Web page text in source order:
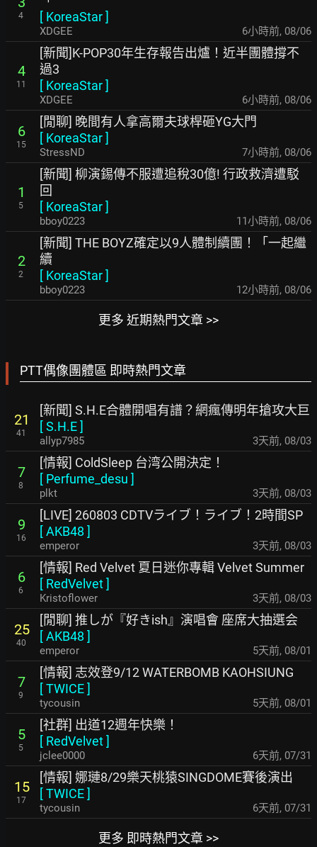
4
[ KoreaStar]
XDGEE 6小時前, 08/06
4
11
[新聞]K-POP30年生存報告出爐！近半團體撐不
過3
[ KoreaStar]
XDGEE 6小時前, 08/06
6
15
[閒聊] 晚間有人拿高爾夫球桿砸YG大門
[ KoreaStar]
StressND 7小時前, 08/06
1
5
[新聞] 柳演錫傳不服遭追稅30億! 行政救濟遭駁
回
[ KoreaStar]
bboy0223 11小時前, 08/06
2
2
[新聞] THE BOYZ確定以9人體制續團！「一起繼
續
[ KoreaStar]
bboy0223 12小時前, 08/06
更多 近期熱門文章 >>
PTT偶像團體區 即時熱門文章
21
41
[新聞] S.H.E合體開唱有譜？網瘋傳明年搶攻大巨
[S.H.E]
allyp7985 3天前, 08/03
7
8
[情報] ColdSleep 台湾公開決定！
[ Perfume_desu ]
plkt 3天前, 08/03
9
16
[LIVE] 260803 CDTVライブ！ライブ！2時間SP
[AKB48 ]
emperor 3天前, 08/03
6
6
[情報] Red Velvet 夏日迷你專輯 Velvet Summer
[ RedVelvet]
Kristoflower 3天前, 08/03
25
40
[閒聊] 推しが『好きish』演唱會 座席大抽選会
[AKB48 ]
emperor 5天前, 08/01
7
9
[情報] 志效登9/12 WATERBOMB KAOHSIUNG
[TWICE]
tycousin 5天前, 08/01
5
5
[社群] 出道12週年快樂！
[ RedVelvet]
jclee0000 6天前, 07/31
15
17
[情報] 娜璉8/29樂天桃猿SINGDOME賽後演出
[TWICE]
tycousin 6天前, 07/31
更多 即時熱門文章 >>